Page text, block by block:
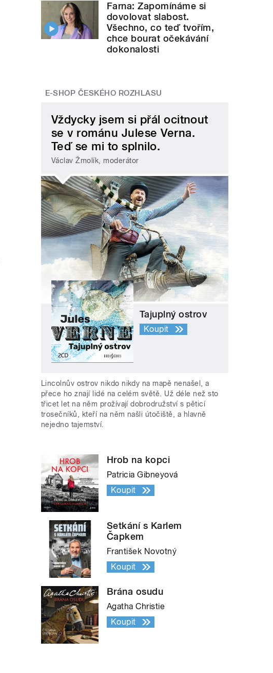
Farna: Zapomínáme si
dovolovat slabost.
Všechno, co teď tvořím,
chce bourat očekávání
dokonalosti
E-SHOP ČESKÉHO ROZHLASU
Vždycky jsem si přál ocitnout
se v románu Julese Verna.
Teď se mi to splnilo.
Václav Žmolík, moderátor
Tajuplný ostrov
Koupit
Lincolnův ostrov nikdo nikdy na mapě nenašel, a
přece ho znají lidé na celém světě. Už déle než sto
třicet let na něm prožívají dobrodružství s pěticí
trosečníků, kteří na něm našli útočiště, a hlavně
nejedno tajemství.
Hrob na kopci
Patricia Gibneyová
Koupit
Setkání s Karlem
Čapkem
František Novotný
Koupit
Brána osudu
Agatha Christie
Koupit